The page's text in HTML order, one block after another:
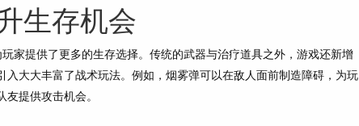
生存机会
家提供了更多的生存选择。传统的武器与治疗道具之外，游戏还新增
大大丰富了战术玩法。例如，烟雾弹可以在敌人面前制造障碍，为玩
提供攻击机会。